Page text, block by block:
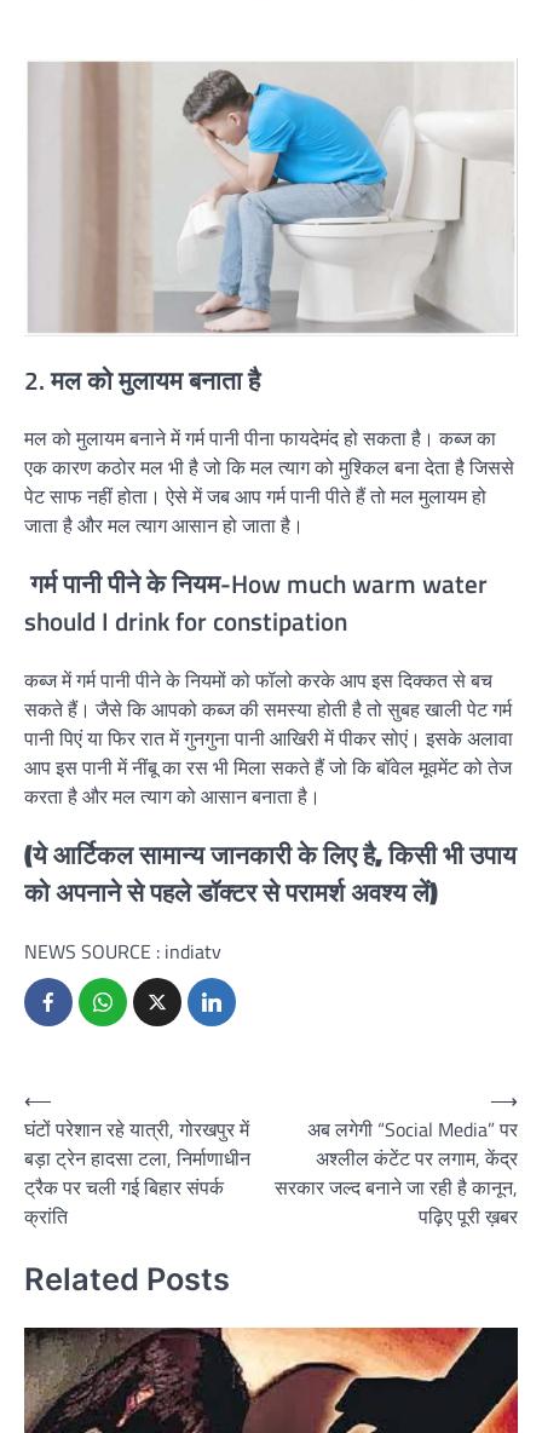
2. मल को मुलायम बनाता है
मल को मुलायम बनाने में गर्म पानी पीना फायदेमंद हो सकता है। कब्ज का
एक कारण कठोर मल भी है जो कि मल त्याग को मुश्किल बना देता है जिससे
पेट साफ नहीं होता। ऐसे में जब आप गर्म पानी पीते हैं तो मल मुलायम हो
जाता है और मल त्याग आसान हो जाता है।
गर्म पानी पीने के नियम-How much warm water
should I drink for constipation
कब्ज में गर्म पानी पीने के नियमों को फॉलो करके आप इस दिक्कत से बच
सकते हैं। जैसे कि आपको कब्ज की समस्या होती है तो सुबह खाली पेट गर्म
पानी पिएं या फिर रात में गुनगुना पानी आखिरी में पीकर सोएं। इसके अलावा
आप इस पानी में नींबू का रस भी मिला सकते हैं जो कि बॉवेल मूवमेंट को तेज
करता है और मल त्याग को आसान बनाता है।
(ये आर्टिकल सामान्य जानकारी के लिए है, किसी भी उपाय
को अपनाने से पहले डॉक्टर से परामर्श अवश्य लें)
NEWS SOURCE : indiatv
Post
navigation
⟵
घंटों परेशान रहे यात्री, गोरखपुर में
बड़ा ट्रेन हादसा टला, निर्माणाधीन
ट्रैक पर चली गई बिहार संपर्क
क्रांति
अब लगेगी “Social Media” पर
अश्लील कंटेंट पर लगाम, केंद्र
सरकार जल्द बनाने जा रही है कानून,
पढ़िए पूरी ख़बर
⟶
Related Posts